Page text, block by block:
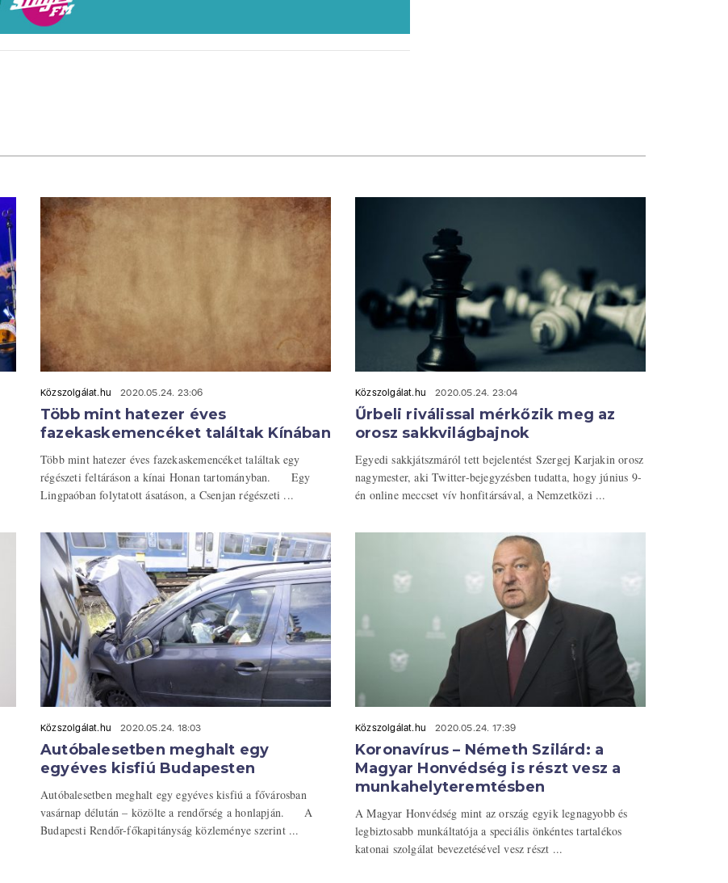
Közszolgálat.hu 2020.05.24. 23:06
Több mint hatezer éves
fazekaskemencéket találtak Kínában
Több mint hatezer éves fazekaskemencéket találtak egy
régészeti feltáráson a kínai Honan tartományban. Egy
Lingpaóban folytatott ásatáson, a Csenjan régészeti ...
Közszolgálat.hu 2020.05.24. 23:04
Űrbeli riválissal mérkőzik meg az
orosz sakkvilágbajnok
Egyedi sakkjátszmáról tett bejelentést Szergej Karjakin orosz
nagymester, aki Twitter-bejegyzésben tudatta, hogy június 9-
én online meccset vív honfitársával, a Nemzetközi ...
Közszolgálat.hu 2020.05.24. 18:03
Autóbalesetben meghalt egy
egyéves kisfiú Budapesten
Autóbalesetben meghalt egy egyéves kisfiú a fővárosban
vasárnap délután – közölte a rendőrség a honlapján. A
Budapesti Rendőr-főkapitányság közleménye szerint ...
Közszolgálat.hu 2020.05.24. 17:39
Koronavírus – Németh Szilárd: a
Magyar Honvédség is részt vesz a
munkahelyteremtésben
A Magyar Honvédség mint az ország egyik legnagyobb és
legbiztosabb munkáltatója a speciális önkéntes tartalékos
katonai szolgálat bevezetésével vesz részt ...